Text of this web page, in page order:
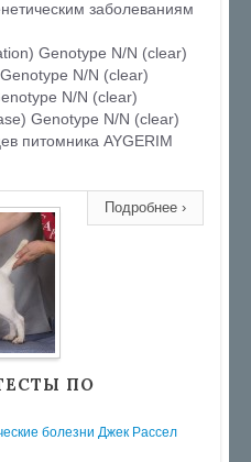
заболеваниям
Genotype N/N (clear)
N/N (clear)
N/N (clear)
Genotype N/N (clear)
питомника AYGERIM
Подробнее ›
ПО
болезни Джек Рассел